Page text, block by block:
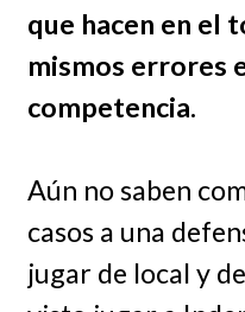
que hacen en el
mismos errores
competencia.
Aún no saben
casos a una
jugar de local y de